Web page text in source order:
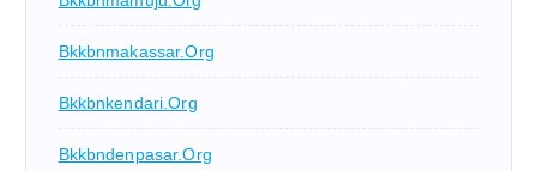
Bkkbnmakassar.org
Bkkbnkendari.org
Bkkbndenpasar.org